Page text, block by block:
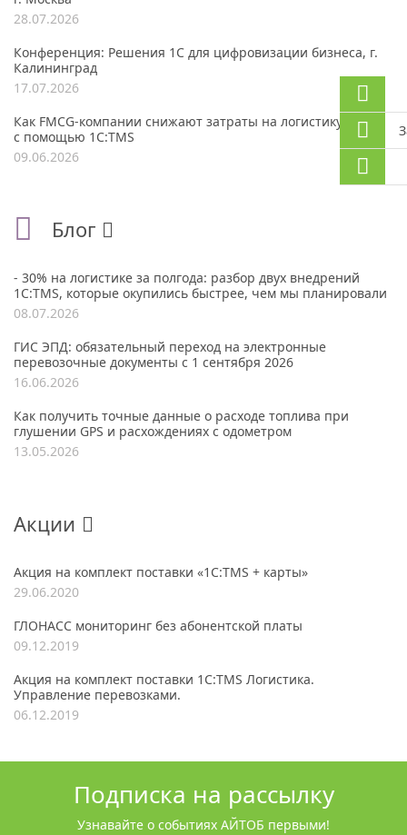
28.07.2026
Конференция: Решения 1С для цифровизации бизнеса, г.
Калининград
17.07.2026
Как FMCG-компании снижают затраты на логистику до 30%
с помощью 1С:TMS
09.06.2026
Блог
- 30% на логистике за полгода: разбор двух внедрений
1С:TMS, которые окупились быстрее, чем мы планировали
08.07.2026
ГИС ЭПД: обязательный переход на электронные
перевозочные документы с 1 сентября 2026
16.06.2026
Как получить точные данные о расходе топлива при
глушении GPS и расхождениях с одометром
13.05.2026
Акции
Акция на комплект поставки «1С:TMS + карты»
29.06.2020
ГЛОНАСС мониторинг без абонентской платы
09.12.2019
Акция на комплект поставки 1С:TMS Логистика.
Управление перевозками.
06.12.2019
Подписка на рассылку
Узнавайте о событиях АЙТОБ первыми!